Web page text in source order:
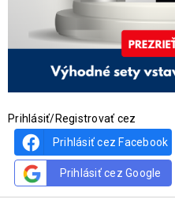
Prihlásiť/Registrovať cez
Prihlásiť cez Facebook
Prihlásiť cez Google